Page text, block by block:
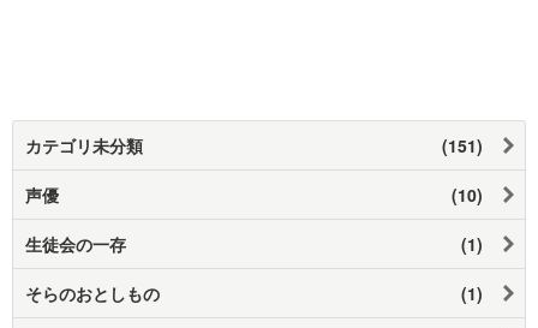
カテゴリ未分類 (151)
声優 (10)
生徒会の一存 (1)
そらのおとしもの (1)